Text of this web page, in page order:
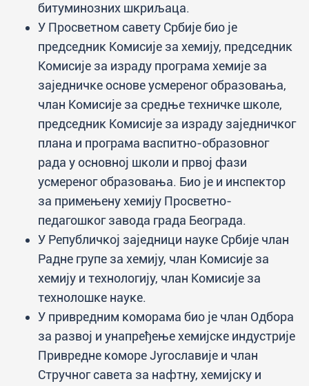
битуминозних шкриљаца.
У Просветном савету Србије био је
председник Комисије за хемију, председник
Комисије за израду програма хемије за
заједничке основе усмереног образовања,
члан Комисије за средње техничке школе,
председник Комисије за израду заједничког
плана и програма васпитно-образовног
рада у основној школи и првој фази
усмереног образовања. Био је и инспектор
за примењену хемију Просветно-
педагошког завода града Београда.
У Републичкој заједници науке Србије члан
Радне групе за хемију, члан Комисије за
хемију и технологију, члан Комисије за
технолошке науке.
У привредним коморама био је члан Одбора
за развој и унапређење хемијске индустрије
Привредне коморе Југославије и члан
Стручног савета за нафтну, хемијску и